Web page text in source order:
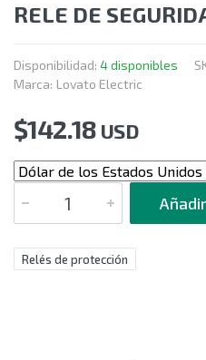
RELE DE
Disponibilidad: 4 disponibles
Marca: Lovato Electric
$142.18 USD
CANTIDAD
Relés de protección